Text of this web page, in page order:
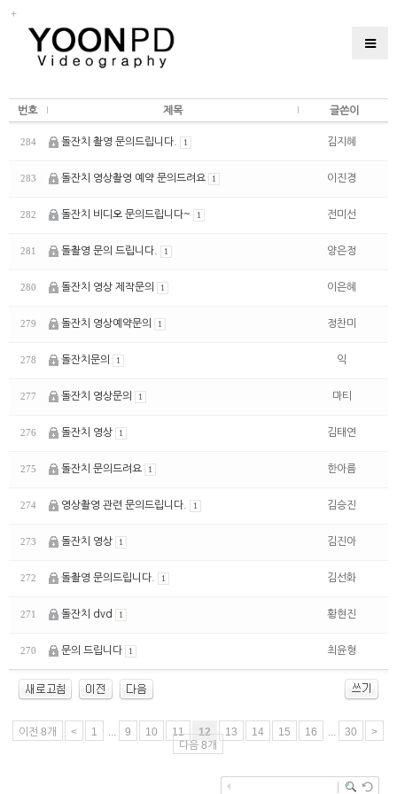
번호 제목 글쓴이
284 돌잔치 촬영 문의드립니다. 1 김지혜
283 돌잔치 영상촬영 예약 문의드려요 1 이진경
282 돌잔치 비디오 문의드립니다~ 1 전미선
281 돌촬영 문의 드립니다. 1 양은정
280 돌잔치 영상 제작문의 1 이은혜
279 돌잔치 영상예약문의 1 정찬미
278 돌잔치문의 1 익
277 돌잔치 영상문의 1 마티
276 돌잔치 영상 1 김태연
275 돌잔치 문의드려요 1 한아름
274 영상촬영 관련 문의드립니다. 1 김승진
273 돌잔치 영상 1 김진아
272 돌촬영 문의드립니다. 1 김선화
271 돌잔치 dvd 1 황현진
270 문의 드립니다 1 최윤형
이전 8개 < 1 ... 9 10 11 12 13 14 15 16 ... 30
>
다음 8개